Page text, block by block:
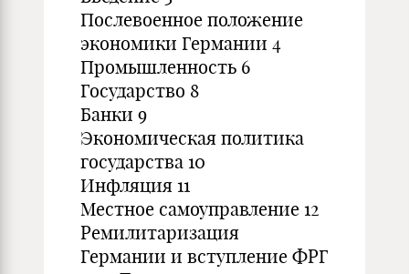
Послевоенное положение
экономики Германии 4
Промышленность 6
Государство 8
Банки 9
Экономическая политика
государства 10
Инфляция 11
Местное самоуправление 12
Ремилитаризация
Германии и вступление ФРГ